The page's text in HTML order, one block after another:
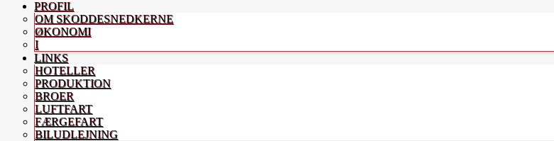
PROFIL
OM SKODDESNEDKERNE
ØKONOMI
I
LINKS
HOTELLER
PRODUKTION
BROER
LUFTFART
FÆRGEFART
BILUDLEJNING